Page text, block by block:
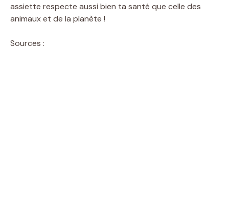
assiette respecte aussi bien ta santé que celle des
animaux et de la planète !
Sources :